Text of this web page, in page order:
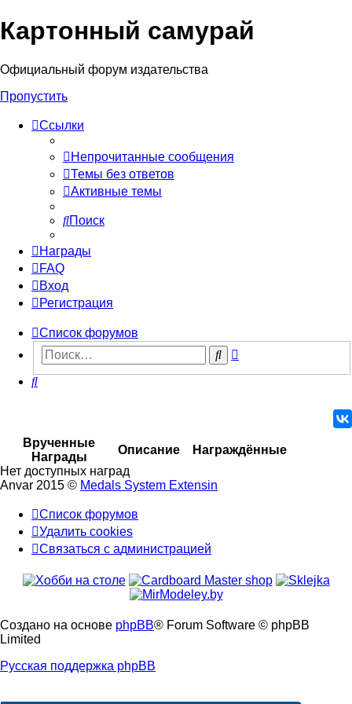
Регистрация
Картонный самурай
Официальный форум издательства
Пропустить
Ссылки
Непрочитанные сообщения
Темы без ответов
Активные темы
Поиск
Награды
FAQ
Вход
Регистрация
Список форумов
Поиск
Поиск
Врученные
Награды
Описание
Награждённые
Нет доступных наград
Anvar 2015 © Medals System Extensin
Список форумов
Удалить cookies
Связаться
администрацией
Связаться с администрацией
Создано на основе phpBB® Forum Software © phpBB
Limited
Русская поддержка phpBB